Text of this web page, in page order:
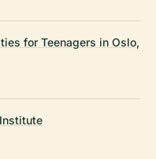
for Teenagers in Oslo,